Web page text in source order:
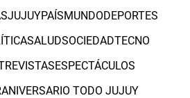
JUJUYPAÍSMUNDODEPORTES
SALUDSOCIEDADTECNO
ESPECTÁCULOS
ANIVERSARIO TODO JUJUY